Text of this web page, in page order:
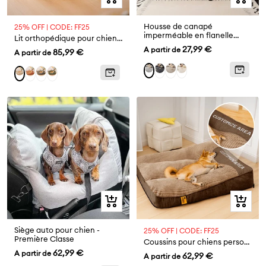
rapide
25% OFF | CODE: FF25
Lit orthopédique pour chien en velours diamant amovible en forme de donut avec coussin - DreamNest
Prix
de
vente
A partir de 85,99 €
Crème
BrunGrisVert
rapide
Housse de canapé
imperméable en flanelle
douillette une pièce
protection antidérapante
Prix
de
vente
A partir de 27,99 €
GrisGrisMarron
Crème
Aperçu
rapide
Siège auto pour chien -
Première Classe
Prix
A partir de 62,99 €
Aperçu
rapide
25% OFF | CODE: FF25
Coussins pour chiens personnalisés, épais, grandes tailles, avec protection anti-rayures et protection du dos.
Prix
A partir de 62,99 €